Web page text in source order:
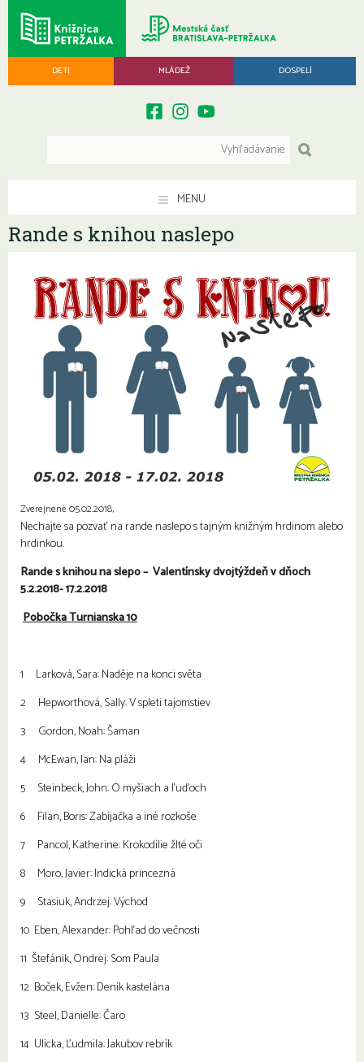
DETI MLÁDEŽ DOSPELÍ
MENU
Rande s knihou naslepo
Zverejnené 05.02.2018,
Nechajte sa pozvať na rande naslepo s tajným knižným hrdinom alebo
hrdinkou.
Rande s knihou na slepo – Valentínsky dvojtýždeň v dňoch
5.2.2018- 17.2.2018
Pobočka Turnianska 10
1 Larková, Sara: Naděje na konci světa
2 Hepworthová, Sally: V spleti tajomstiev
3 Gordon, Noah: Šaman
4 McEwan, Ian: Na pláži
5 Steinbeck, John: O myšiach a ľuďoch
6 Filan, Boris: Zabíjačka a iné rozkoše
7 Pancol, Katherine: Krokodílie žlté oči
8 Moro, Javier: Indická princezná
9 Stasiuk, Andrzej: Východ
10 Eben, Alexander: Pohľad do večnosti
11 Štefánik, Ondrej: Som Paula
12 Boček, Evžen: Deník kastelána
13 Steel, Danielle: Čaro
14 Ulicka, Ľudmila: Jakubov rebrík